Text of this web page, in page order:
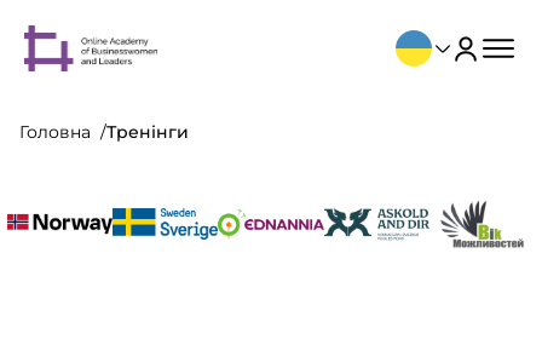
Головна Тренінги